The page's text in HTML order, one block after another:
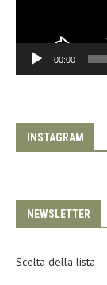
00:00
INSTAGRAM
NEWSLETTER
Scelta della lista